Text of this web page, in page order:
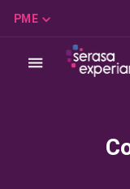
PME